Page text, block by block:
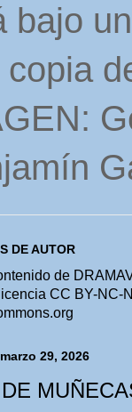
bajo
copia
DE AUTOR
de
CC BY-NC-
29, 2026